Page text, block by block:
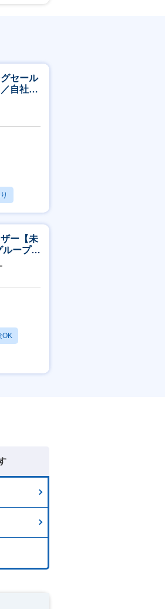
セール
自社サ
ー【未
ループ／
土日
OK